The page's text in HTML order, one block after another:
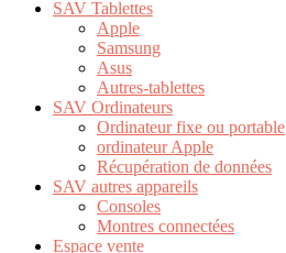
SAV Tablettes
Apple
Samsung
Asus
Autres-tablettes
SAV Ordinateurs
Ordinateur fixe ou portable
ordinateur Apple
Récupération de données
SAV autres appareils
Consoles
Montres connectées
Espace vente